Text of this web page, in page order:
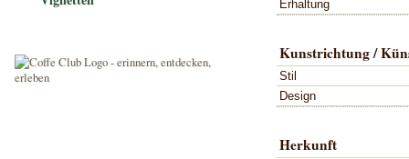
Erhaltung
Kunstrichtung /
Stil
Design
Herkunft